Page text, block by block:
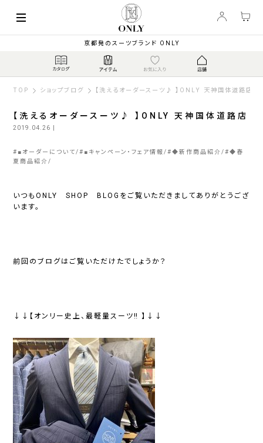
京都発のスーツブランド ONLY
TOP ショップブログ 【洗えるオーダースーツ♪ 】ONLY 天神国体道路店
【洗えるオーダースーツ♪ 】ONLY 天神国体道路店
2019.04.26 |
# ■オーダーについて # ■キャンペーン・フェア情報 #◆新作商品紹介 #◆春
夏商品紹介
いつもONLY SHOP BLOGをご覧いただきましてありがとうござ
います。
前回のブログはご覧いただけたでしょうか？
↓↓【オンリー史上、最軽量スーツ‼︎ 】↓↓